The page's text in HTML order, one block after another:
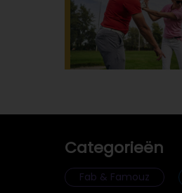
Categorieën
Fab & Famouz